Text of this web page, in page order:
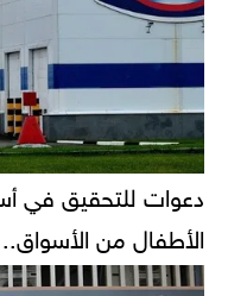
دعوات للتحقيق في
الأطفال من